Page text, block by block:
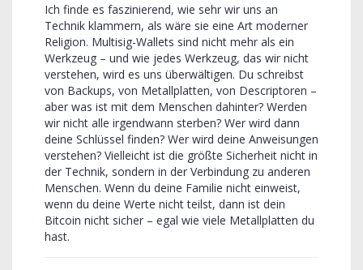
Ich finde es faszinierend, wie sehr wir uns an
Technik klammern, als wäre sie eine Art moderner
Religion. Multisig-Wallets sind nicht mehr als ein
Werkzeug – und wie jedes Werkzeug, das wir nicht
verstehen, wird es uns überwältigen. Du schreibst
von Backups, von Metallplatten, von Descriptoren –
aber was ist mit dem Menschen dahinter? Werden
wir nicht alle irgendwann sterben? Wer wird dann
deine Schlüssel finden? Wer wird deine Anweisungen
verstehen? Vielleicht ist die größte Sicherheit nicht in
der Technik, sondern in der Verbindung zu anderen
Menschen. Wenn du deine Familie nicht einweist,
wenn du deine Werte nicht teilst, dann ist dein
Bitcoin nicht sicher – egal wie viele Metallplatten du
hast.